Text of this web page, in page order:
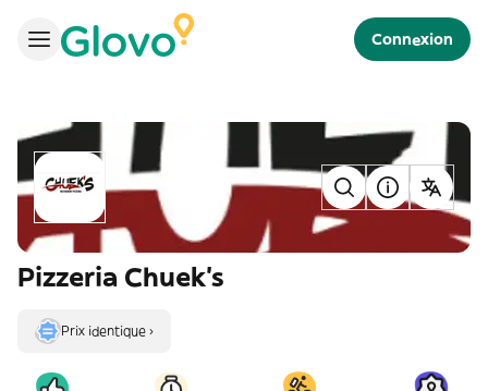
Connexion
Pizzeria Chuek's
Prix identique ›